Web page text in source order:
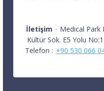
İletişim · Medical Park
Kültür Sok. E5 Yolu No:1
Telefon : +90 530 066